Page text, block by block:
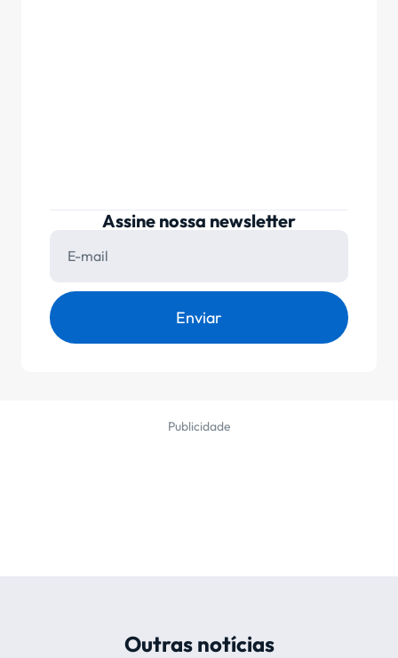
Assine nossa newsletter
Enviar
Publicidade
Outras notícias